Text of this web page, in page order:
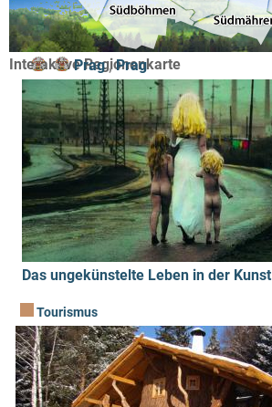
Interaktive Regionenkarte
Prag,Prag
Das ungekünstelte Leben in der Kunst
Tourismus